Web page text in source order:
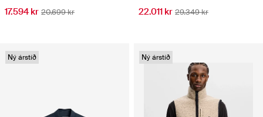
17.594 kr 20.699 kr 22.011 kr 29.349 kr
Ný árstíð Ný árstíð